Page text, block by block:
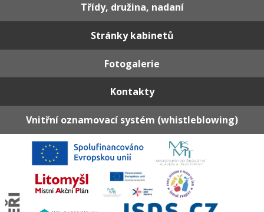
Třídy, družina, nadaní
Stránky kabinetů
Fotogalerie
Kontakty
Vnitřní oznamovací systém (whistleblowing)